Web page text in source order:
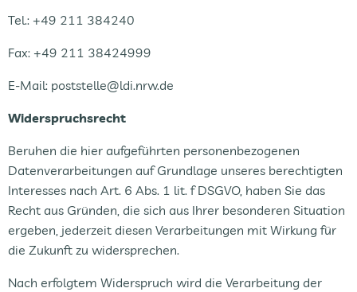
Tel.: +49 211 384240
Fax: +49 211 38424999
E-Mail: poststelle@ldi.nrw.de
Widerspruchsrecht
Beruhen die hier aufgeführten personenbezogenen
Datenverarbeitungen auf Grundlage unseres berechtigten
Interesses nach Art. 6 Abs. 1 lit. f DSGVO, haben Sie das
Recht aus Gründen, die sich aus Ihrer besonderen Situation
ergeben, jederzeit diesen Verarbeitungen mit Wirkung für
die Zukunft zu widersprechen.
Nach erfolgtem Widerspruch wird die Verarbeitung der